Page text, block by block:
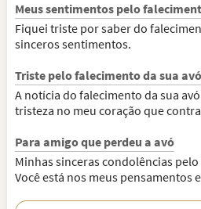
Meus sentimentos pelo
Fiquei triste por saber do
sinceros sentimentos.
Triste pelo falecimento da sua avó
A notícia do falecimento da sua
tristeza no meu coração que
Para amigo que perdeu a avó
Minhas sinceras condolências
Você está nos meus pensamentos